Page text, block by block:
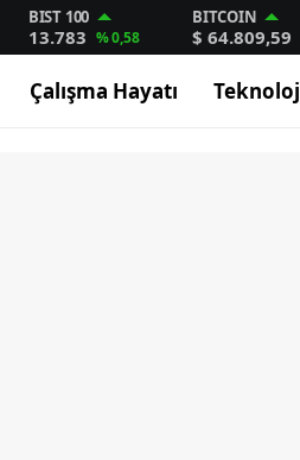
BIST 100
13.783 % 0,58
BITCOIN
$ 64.809,59
Çalışma Hayatı